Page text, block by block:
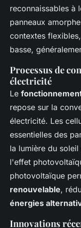
reconnaissables à
panneaux
contextes
basse,
Processus de
électricité
Le
repose sur la
électricité. Les
essentielles des
la lumière du
l'effet
photovoltaïque
renouvelable,
énergies
Innovations